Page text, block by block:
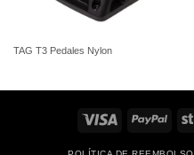
TAG T3 Pedales Nylon